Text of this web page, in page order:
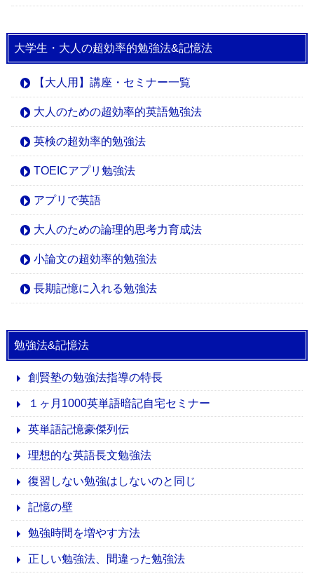
大学生・大人の超効率的勉強法&記憶法
【大人用】講座・セミナー一覧
大人のための超効率的英語勉強法
英検の超効率的勉強法
TOEICアプリ勉強法
アプリで英語
大人のための論理的思考力育成法
小論文の超効率的勉強法
長期記憶に入れる勉強法
勉強法&記憶法
創賢塾の勉強法指導の特長
１ヶ月1000英単語暗記自宅セミナー
英単語記憶豪傑列伝
理想的な英語長文勉強法
復習しない勉強はしないのと同じ
記憶の壁
勉強時間を増やす方法
正しい勉強法、間違った勉強法